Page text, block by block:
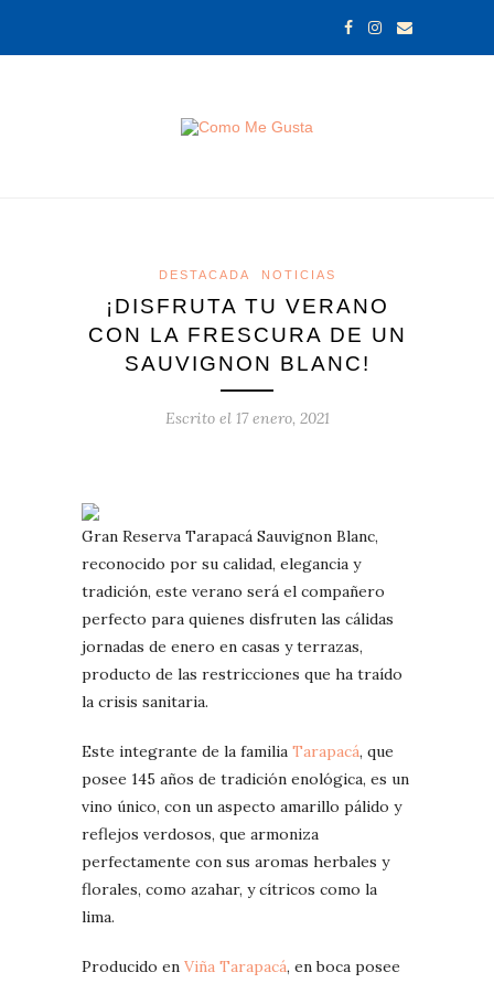
DESTACADA NOTICIAS
¡DISFRUTA TU VERANO
CON LA FRESCURA DE UN
SAUVIGNON BLANC!
Escrito el 17 enero, 2021
Gran Reserva Tarapacá Sauvignon Blanc,
reconocido por su calidad, elegancia y
tradición, este verano será el compañero
perfecto para quienes disfruten las cálidas
jornadas de enero en casas y terrazas,
producto de las restricciones que ha traído
la crisis sanitaria.
Este integrante de la familia Tarapacá, que
posee 145 años de tradición enológica, es un
vino único, con un aspecto amarillo pálido y
reflejos verdosos, que armoniza
perfectamente con sus aromas herbales y
florales, como azahar, y cítricos como la
lima.
Producido en Viña Tarapacá, en boca posee